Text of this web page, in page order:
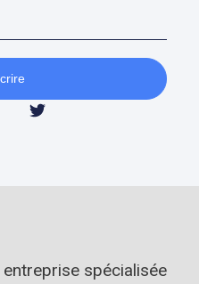
entreprise spécialisée